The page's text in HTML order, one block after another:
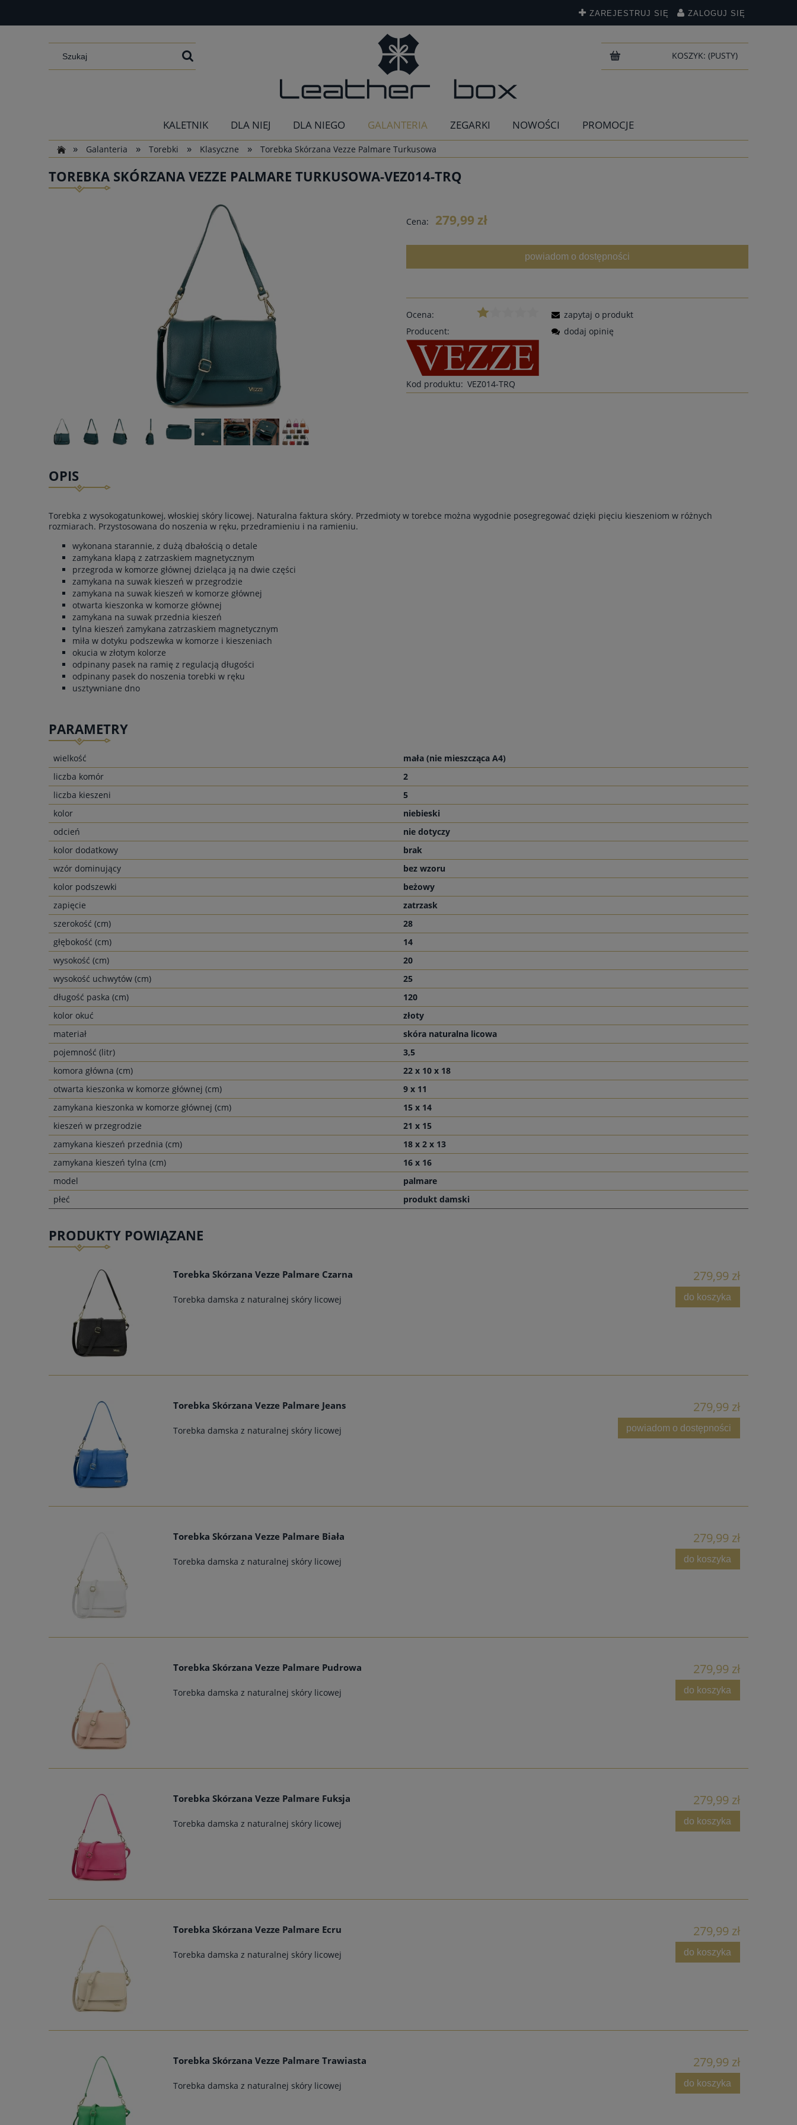
ZAREJESTRUJ SIĘ ZALOGUJ SIĘ
KOSZYK: (PUSTY)
KALETNIK DLA NIEJ DLA NIEGO GALANTERIA ZEGARKI NOWOŚCI
PROMOCJE
»
Galanteria » Torebki » Klasyczne » Torebka Skórzana Vezze Palmare Turkusowa
TOREBKA SKÓRZANA VEZZE PALMARE TURKUSOWA-VEZ014-TRQ
Cena: 279,99 zł
powiadom o dostępności
Ocena:
Producent:
Kod produktu: VEZ014-TRQ
zapytaj o produkt
dodaj opinię
OPIS
Torebka z wysokogatunkowej, włoskiej skóry licowej. Naturalna faktura skóry. Przedmioty w torebce można wygodnie posegregować dzięki pięciu kieszeniom w różnych
rozmiarach. Przystosowana do noszenia w ręku, przedramieniu i na ramieniu.
wykonana starannie, z dużą dbałością o detale
zamykana klapą z zatrzaskiem magnetycznym
przegroda w komorze głównej dzieląca ją na dwie części
zamykana na suwak kieszeń w przegrodzie
zamykana na suwak kieszeń w komorze głównej
otwarta kieszonka w komorze głównej
zamykana na suwak przednia kieszeń
tylna kieszeń zamykana zatrzaskiem magnetycznym
miła w dotyku podszewka w komorze i kieszeniach
okucia w złotym kolorze
odpinany pasek na ramię z regulacją długości
odpinany pasek do noszenia torebki w ręku
usztywniane dno
PARAMETRY
wielkość
mała (nie mieszcząca A4)
liczba komór
2
liczba kieszeni
5
kolor
niebieski
odcień
nie dotyczy
kolor dodatkowy
brak
wzór dominujący
bez wzoru
kolor podszewki
beżowy
zapięcie
zatrzask
szerokość (cm)
28
głębokość (cm)
14
wysokość (cm)
20
wysokość uchwytów (cm)
25
długość paska (cm)
120
kolor okuć
złoty
materiał
skóra naturalna licowa
pojemność (litr)
3,5
komora główna (cm)
22 x 10 x 18
otwarta kieszonka w komorze głównej (cm)
9 x 11
zamykana kieszonka w komorze głównej (cm)
15 x 14
kieszeń w przegrodzie
21 x 15
zamykana kieszeń przednia (cm)
18 x 2 x 13
zamykana kieszeń tylna (cm)
16 x 16
model
palmare
płeć
produkt damski
PRODUKTY POWIĄZANE
Torebka Skórzana Vezze Palmare Czarna
Torebka damska z naturalnej skóry licowej
279,99 zł
do koszyka
Torebka Skórzana Vezze Palmare Jeans
Torebka damska z naturalnej skóry licowej
279,99 zł
powiadom o dostępności
Torebka Skórzana Vezze Palmare Biała
Torebka damska z naturalnej skóry licowej
279,99 zł
do koszyka
Torebka Skórzana Vezze Palmare Pudrowa
Torebka damska z naturalnej skóry licowej
279,99 zł
do koszyka
Torebka Skórzana Vezze Palmare Fuksja
Torebka damska z naturalnej skóry licowej
279,99 zł
do koszyka
Torebka Skórzana Vezze Palmare Ecru
Torebka damska z naturalnej skóry licowej
279,99 zł
do koszyka
Torebka Skórzana Vezze Palmare Trawiasta
Torebka damska z naturalnej skóry licowej
279,99 zł
do koszyka